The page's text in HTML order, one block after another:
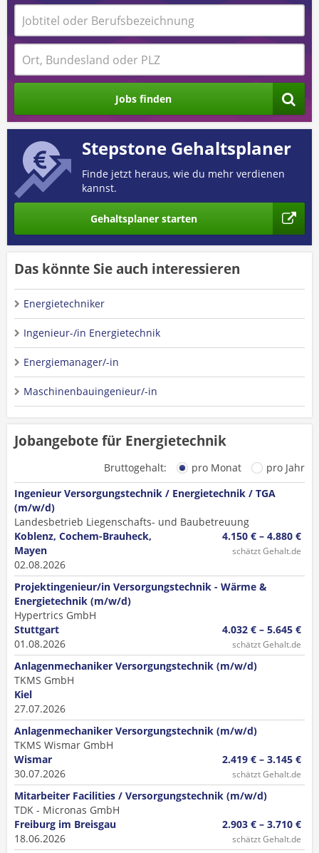
Jobs finden
Stepstone Gehaltsplaner
Finde jetzt heraus, wie du mehr verdienen
kannst.
Gehaltsplaner starten
Das könnte Sie auch interessieren
Energietechniker
Ingenieur-/in Energietechnik
Energiemanager/-in
Maschinenbauingenieur/-in
Jobangebote für Energietechnik
Bruttogehalt: pro Monat
pro Jahr
Ingenieur Versorgungstechnik / Energietechnik / TGA
(m/w/d)
Landesbetrieb Liegenschafts- und Baubetreuung
Koblenz, Cochem-Brauheck,
Mayen
02.08.2026
4.150 € – 4.880 €
schätzt Gehalt.de
Projektingenieur/in Versorgungstechnik - Wärme &
Energietechnik (m/w/d)
Hypertrics GmbH
Stuttgart
01.08.2026
4.032 € – 5.645 €
schätzt Gehalt.de
Anlagenmechaniker Versorgungstechnik (m/w/d)
TKMS GmbH
Kiel
27.07.2026
Anlagenmechaniker Versorgungstechnik (m/w/d)
TKMS Wismar GmbH
Wismar
30.07.2026
2.419 € – 3.145 €
schätzt Gehalt.de
Mitarbeiter Facilities / Versorgungstechnik (m/w/d)
TDK - Micronas GmbH
Freiburg im Breisgau
18.06.2026
2.903 € – 3.710 €
schätzt Gehalt.de